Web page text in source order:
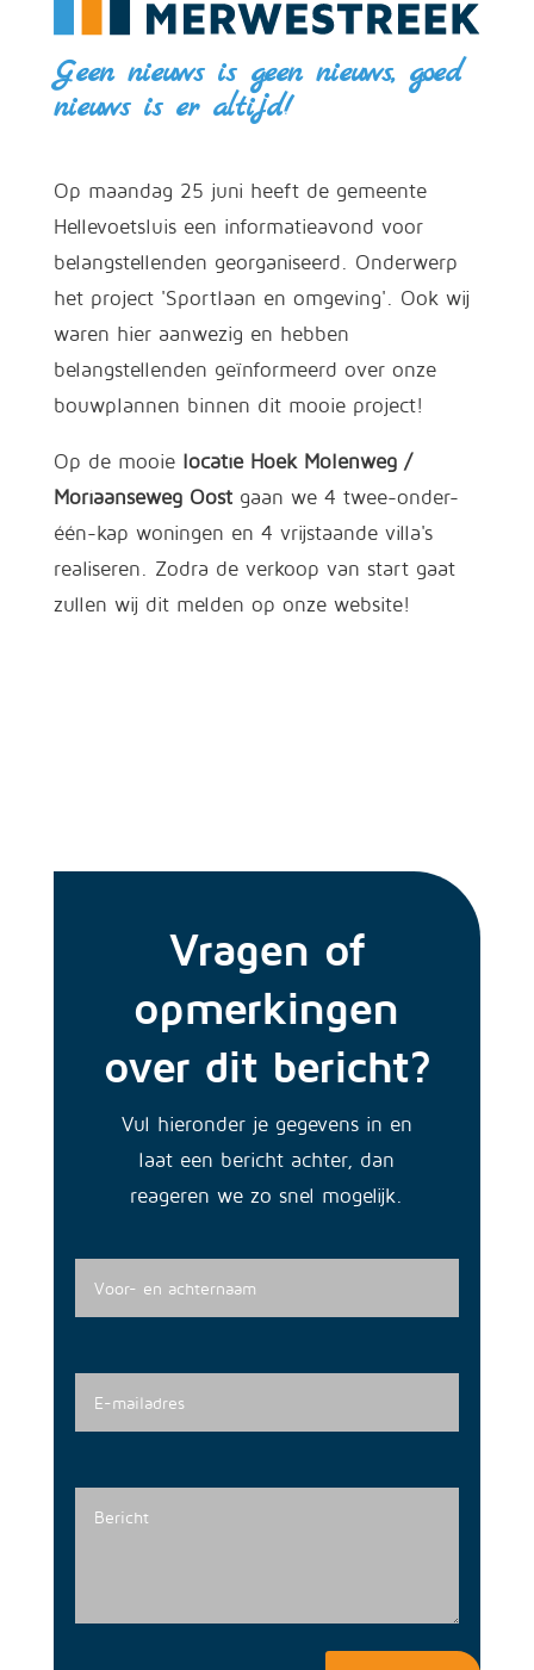
Geen nieuws is geen nieuws, goed
nieuws is er altijd!
Op maandag 25 juni heeft de gemeente
Hellevoetsluis een informatieavond voor
belangstellenden georganiseerd. Onderwerp
het project 'Sportlaan en omgeving'. Ook wij
waren hier aanwezig en hebben
belangstellenden geïnformeerd over onze
bouwplannen binnen dit mooie project!
Op de mooie locatie Hoek Molenweg /
Moriaanseweg Oost gaan we 4 twee-onder-
één-kap woningen en 4 vrijstaande villa's
realiseren. Zodra de verkoop van start gaat
zullen wij dit melden op onze website!
Vragen of
opmerkingen
over dit bericht?
Vul hieronder je gegevens in en
laat een bericht achter, dan
reageren we zo snel mogelijk.